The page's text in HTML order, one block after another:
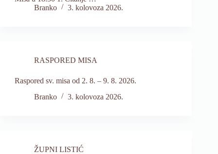
Branko
3. kolovoza 2026.
RASPORED MISA
Raspored sv. misa od 2. 8. – 9. 8. 2026.
Branko
3. kolovoza 2026.
ŽUPNI LISTIĆ